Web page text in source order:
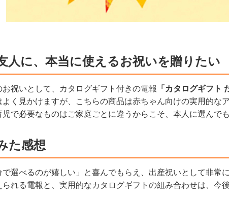
人に、本当に使えるお祝いを贈りたい
祝いとして、カタログギフト付きの電報 「カタログギフト
く見かけますが、こちらの商品は赤ちゃん向けの実用的な
で必要なものはご家庭ごとに違うからこそ、本人に選んで
た感想
選べるのが嬉しい」と喜んでもらえ、出産祝いとして非常
れる電報と、実用的なカタログギフトの組み合わせは、今